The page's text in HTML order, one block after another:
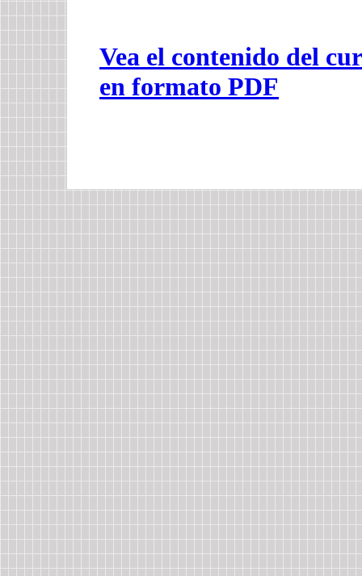
Vea el contenido del
en formato PDF